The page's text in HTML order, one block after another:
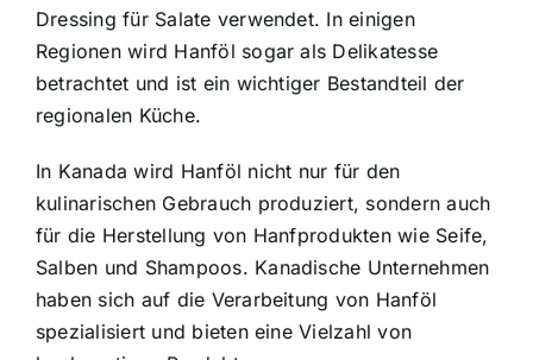
Dressing für Salate verwendet. In einigen
Regionen wird Hanföl sogar als Delikatesse
betrachtet und ist ein wichtiger Bestandteil der
regionalen Küche.
In Kanada wird Hanföl nicht nur für den
kulinarischen Gebrauch produziert, sondern auch
für die Herstellung von Hanfprodukten wie Seife,
Salben und Shampoos. Kanadische Unternehmen
haben sich auf die Verarbeitung von Hanföl
spezialisiert und bieten eine Vielzahl von